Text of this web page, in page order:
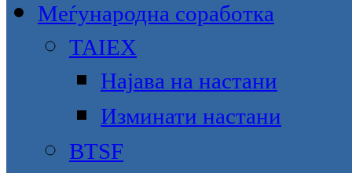
Меѓународна соработка
TAIEX
Најава на настани
Изминати настани
BTSF